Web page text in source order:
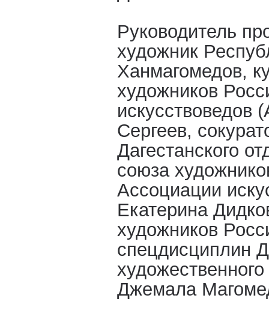
Руководитель
художник
Ханмагомедов,
художников
искусствоведов
Сергеев,
Дагестанского
союза
Ассоциации
Екатерина
художников
спецдисциплин
Джемала